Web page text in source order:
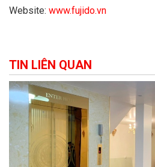
Website: www.fujido.vn
TIN LIÊN QUAN